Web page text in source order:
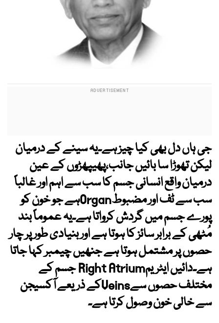
جی ہاں دل بھی کیا چیز ہے۔یہ سینے کے درمیان
لیکن تھوڑا سا بائیں جانب،پھیپھڑوں کے عین
درمیان واقع انسانی جسم کا سب سے اہم اور غالباً
سب سے ٹف اور مضبوطOrganہے جو خون کو
پورے جسم میں گردش کرواتا ہے۔یہ عموماً بند
مُٹھی کے برابر سائز کا ہوتا ہے اور بنیادی طور پر چار
حصوں پر مشتمل ہوتا ہے جنھیں چیمبر کہا جاتا
ہے۔دائیں ایٹریمRight Atrium جسم کے
مختلف حصوں سےVeinsکے ذریعے آکسیجن
سے خالی خون وصول کرتا ہے۔